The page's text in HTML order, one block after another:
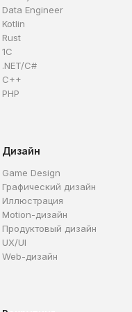
Data Engineer
Kotlin
Rust
1C
.NET/C#
C++
PHP
Дизайн
Game Design
Графический дизайн
Иллюстрация
Motion-дизайн
Продуктовый дизайн
UX/UI
Web-дизайн